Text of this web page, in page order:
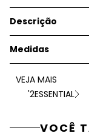
Descrição
Medidas
VEJA MAIS
'2ESSENTIAL
VOCÊ